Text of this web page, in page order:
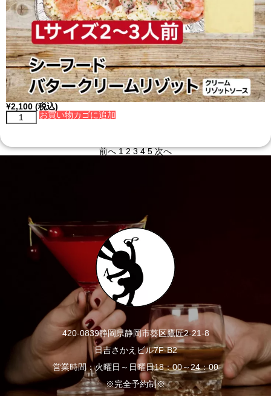
¥2,100 (税込)
お買い物カゴに追加
前へ 1 2 3 4 5 次へ
420-0839静岡県静岡市葵区鷹匠2-21-8
日吉さかえビル7F-B2
営業時間：火曜日～日曜日18：00～24：00
※完全予約制※